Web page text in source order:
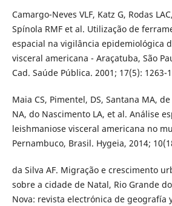
Camargo-Neves VLF, Katz G, Rodas
Spínola RMF et al. Utilização de
espacial na vigilância epidemiológica
visceral americana - Araçatuba, São
Cad. Saúde Pública. 2001; 17(5): 1263-
Maia CS, Pimentel, DS, Santana MA,
NA, do Nascimento LA, et al. Análise
leishmaniose visceral americana no
Pernambuco, Brasil. Hygeia, 2014;
da Silva AF. Migração e crescimento
sobre a cidade de Natal, Rio Grande
Nova: revista electrónica de geografía